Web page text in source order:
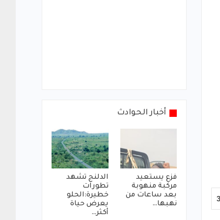
أخبار الحوادث
فزع يستعيد
مركبة منهوبة
بعد ساعات من
نهبها…
الدلنج تشهد
تطورات
خطيرة:الحلو
يعرض حياة
أكثر…